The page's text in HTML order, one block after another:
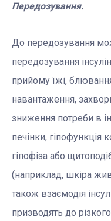
Передозування.
До передозування
передозування
прийому їжі,
навантаження,
зниження потреби в
печінки, гіпофункція
гіпофіза або
(наприклад, шкіра
також взаємодія
призводять до